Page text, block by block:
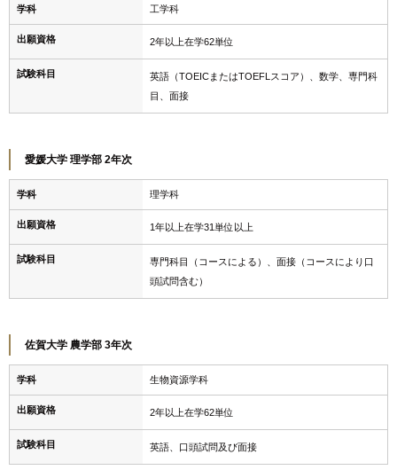
学科 工学科
出願資格 2年以上在学62単位
試験科目
英語（TOEICまたはTOEFLスコア）、数学、専門科
目、面接
愛媛大学 理学部 2年次
学科 理学科
出願資格 1年以上在学31単位以上
試験科目
専門科目（コースによる）、面接（コースにより口
頭試問含む）
佐賀大学 農学部 3年次
学科 生物資源学科
出願資格 2年以上在学62単位
試験科目 英語、口頭試問及び面接